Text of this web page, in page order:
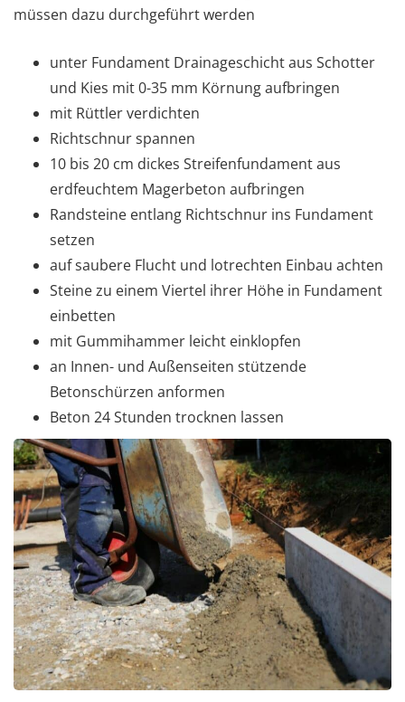
müssen dazu durchgeführt werden
unter Fundament Drainageschicht aus Schotter
und Kies mit 0-35 mm Körnung aufbringen
mit Rüttler verdichten
Richtschnur spannen
10 bis 20 cm dickes Streifenfundament aus
erdfeuchtem Magerbeton aufbringen
Randsteine entlang Richtschnur ins Fundament
setzen
auf saubere Flucht und lotrechten Einbau achten
Steine zu einem Viertel ihrer Höhe in Fundament
einbetten
mit Gummihammer leicht einklopfen
an Innen- und Außenseiten stützende
Betonschürzen anformen
Beton 24 Stunden trocknen lassen